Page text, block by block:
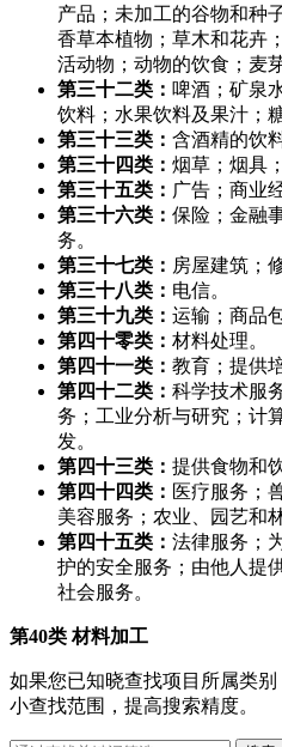
产品；未加工的谷物和种
香草本植物；草木和花卉
活动物；动物的饮食；麦芽
第三十二类： 啤酒；矿泉
饮料；水果饮料及果汁；
第三十三类： 含酒精的饮
第三十四类： 烟草；烟具
第三十五类： 广告；商业
第三十六类： 保险；金融
务。
第三十七类： 房屋建筑；
第三十八类： 电信。
第三十九类： 运输；商品
第四十零类： 材料处理。
第四十一类： 教育；提供
第四十二类： 科学技术服
务；工业分析与研究；计
发。
第四十三类： 提供食物和
第四十四类： 医疗服务；
美容服务；农业、园艺和
第四十五类： 法律服务；
护的安全服务；由他人提
社会服务。
第40类 材料加工
如果您已知晓查找项目所属类
小查找范围，提高搜索精度。